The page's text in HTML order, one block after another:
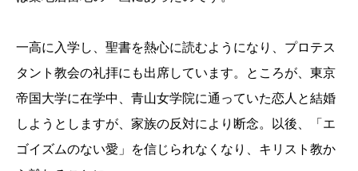
一高に入学し、聖書を熱心に読むようになり、プロテス
タント教会の礼拝にも出席しています。ところが、東京
帝国大学に在学中、青山女学院に通っていた恋人と結婚
しようとしますが、家族の反対により断念。以後、「エ
ゴイズムのない愛」を信じられなくなり、キリスト教か